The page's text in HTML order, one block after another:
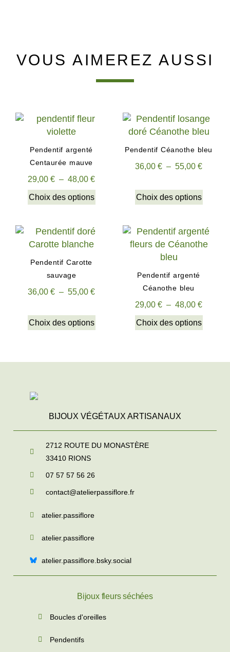
VOUS AIMEREZ AUSSI
Pendentif argenté
Centaurée mauve
29,00 € – 48,00 €
Choix des options
Pendentif Céanothe bleu
36,00 € – 55,00 €
Choix des options
Pendentif Carotte
sauvage
36,00 € – 55,00 €
Choix des options
Pendentif argenté
Céanothe bleu
29,00 € – 48,00 €
Choix des options
BIJOUX VÉGÉTAUX ARTISANAUX
2712 ROUTE DU MONASTÈRE
33410 RIONS
07 57 57 56 26
contact@atelierpassiflore.fr
atelier.passiflore
atelier.passiflore
atelier.passiflore.bsky.social
Bijoux fleurs séchées
Boucles d'oreilles
Pendentifs